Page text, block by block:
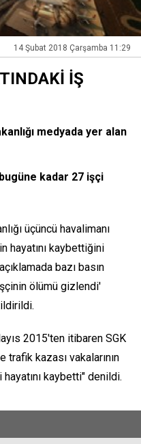
14 Şubat 2018 Çarşamba 11:29
İŞ
medyada yer alan
kadar 27 işçi
üçüncü havalimanı
hayatını kaybettiğini
bazı basın
ölümü gizlendi'
2015'ten itibaren SGK
trafik kazası vakalarının
kaybetti" denildi.